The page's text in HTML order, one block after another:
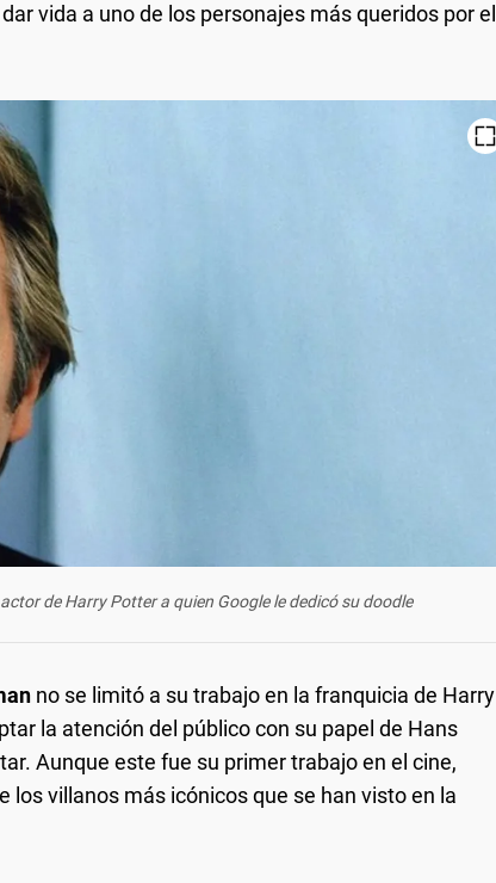
vida a uno de los personajes más queridos por el
de Harry Potter a quien Google le dedicó su doodle
no se limitó a su trabajo en la franquicia de Harry
la atención del público con su papel de Hans
Aunque este fue su primer trabajo en el cine,
los villanos más icónicos que se han visto en la